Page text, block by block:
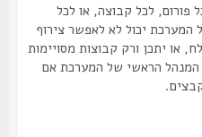
לכל קבוצה, או לכל
יכול לא לאפשר צירוף
יתכן ורק קבוצות מסויימות
הראשי של המערכת אם